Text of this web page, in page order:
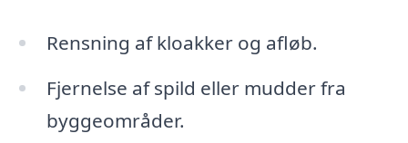
Rensning af kloakker og afløb.
Fjernelse af spild eller mudder fra
byggeområder.